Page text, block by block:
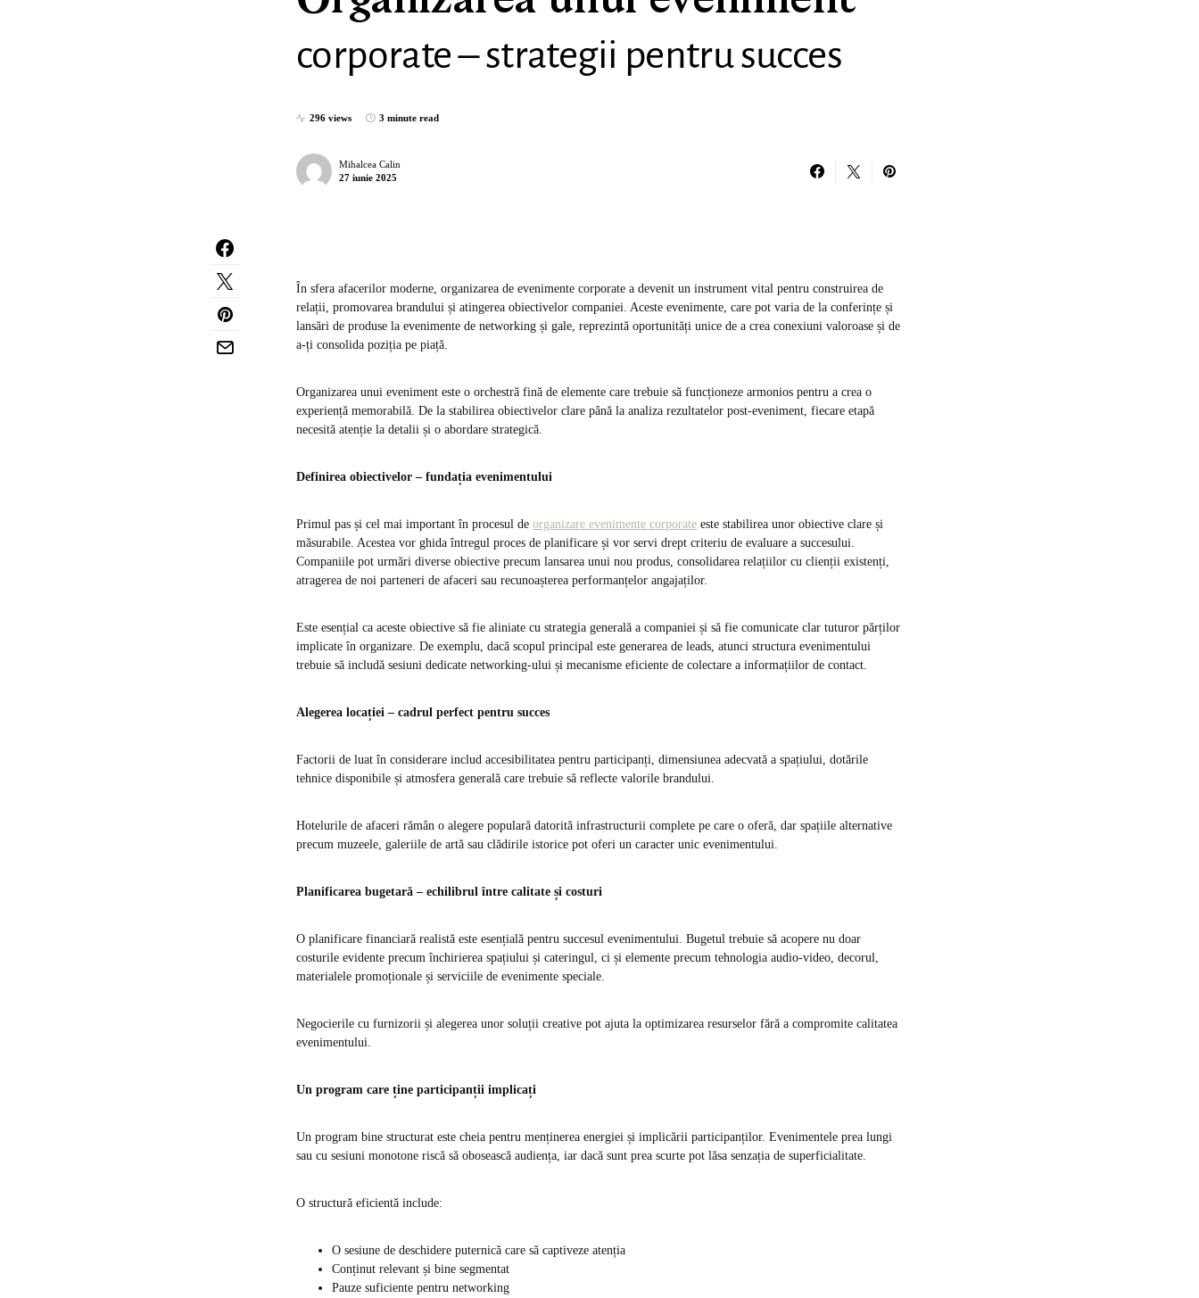
corporate – strategii pentru succes
296 views 3 minute read
Mihalcea Calin
27 iunie 2025
În sfera afacerilor moderne, organizarea de evenimente corporate a devenit un instrument vital pentru construirea de
relații, promovarea brandului și atingerea obiectivelor companiei. Aceste evenimente, care pot varia de la conferințe și
lansări de produse la evenimente de networking și gale, reprezintă oportunități unice de a crea conexiuni valoroase și de
a-ți consolida poziția pe piață.
Organizarea unui eveniment este o orchestră fină de elemente care trebuie să funcționeze armonios pentru a crea o
experiență memorabilă. De la stabilirea obiectivelor clare până la analiza rezultatelor post-eveniment, fiecare etapă
necesită atenție la detalii și o abordare strategică.
Definirea obiectivelor – fundația evenimentului
Primul pas și cel mai important în procesul de organizare evenimente corporate este stabilirea unor obiective clare și
măsurabile. Acestea vor ghida întregul proces de planificare și vor servi drept criteriu de evaluare a succesului.
Companiile pot urmări diverse obiective precum lansarea unui nou produs, consolidarea relațiilor cu clienții existenți,
atragerea de noi parteneri de afaceri sau recunoașterea performanțelor angajaților.
Este esențial ca aceste obiective să fie aliniate cu strategia generală a companiei și să fie comunicate clar tuturor părților
implicate în organizare. De exemplu, dacă scopul principal este generarea de leads, atunci structura evenimentului
trebuie să includă sesiuni dedicate networking-ului și mecanisme eficiente de colectare a informațiilor de contact.
Alegerea locației – cadrul perfect pentru succes
Factorii de luat în considerare includ accesibilitatea pentru participanți, dimensiunea adecvată a spațiului, dotările
tehnice disponibile și atmosfera generală care trebuie să reflecte valorile brandului.
Hotelurile de afaceri rămân o alegere populară datorită infrastructurii complete pe care o oferă, dar spațiile alternative
precum muzeele, galeriile de artă sau clădirile istorice pot oferi un caracter unic evenimentului.
Planificarea bugetară – echilibrul între calitate și costuri
O planificare financiară realistă este esențială pentru succesul evenimentului. Bugetul trebuie să acopere nu doar
costurile evidente precum închirierea spațiului și cateringul, ci și elemente precum tehnologia audio-video, decorul,
materialele promoționale și serviciile de evenimente speciale.
Negocierile cu furnizorii și alegerea unor soluții creative pot ajuta la optimizarea resurselor fără a compromite calitatea
evenimentului.
Un program care ține participanții implicați
Un program bine structurat este cheia pentru menținerea energiei și implicării participanților. Evenimentele prea lungi
sau cu sesiuni monotone riscă să obosească audiența, iar dacă sunt prea scurte pot lăsa senzația de superficialitate.
O structură eficientă include:
O sesiune de deschidere puternică care să captiveze atenția
Conținut relevant și bine segmentat
Pauze suficiente pentru networking